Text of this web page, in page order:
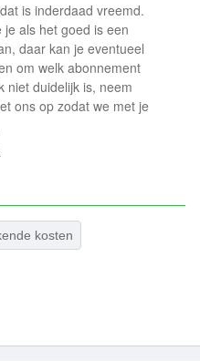
is inderdaad vreemd.
je als het goed is een
daar kan je eventueel
om welk abonnement
niet duidelijk is, neem
ons op zodat we met je
kosten